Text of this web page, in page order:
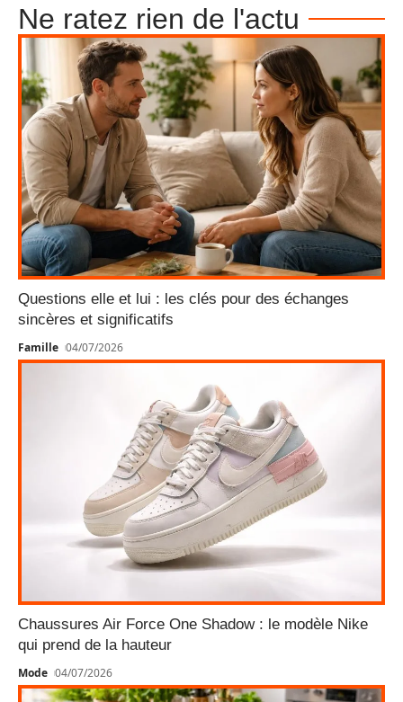
Ne ratez rien de l'actu
Questions elle et lui : les clés pour des échanges
sincères et significatifs
Famille 04/07/2026
Chaussures Air Force One Shadow : le modèle Nike
qui prend de la hauteur
Mode 04/07/2026